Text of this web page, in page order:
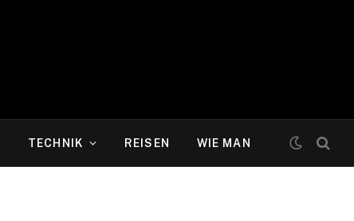
TECHNIK REISEN WIE MAN